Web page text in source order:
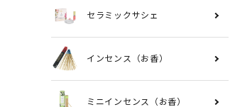
セラミックサシェ
インセンス（お香）
ミニインセンス（お香）